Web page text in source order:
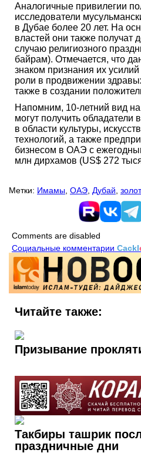
Аналогичные привилегии
исследователи
в Дубае более 20 лет. На
властей они также
случаю религиозного
байрам). Отмечается, что
знаком признания их
роли в продвижении
также в создании
Напомним, 10-летний вид
могут получить
в области культуры,
технологий, а также
бизнесом в ОАЭ с
млн дирхамов (US$ 272
Метки: Имамы ОАЭ Дубай
Comments are disabled
Социальные комментарии Cackl
Читайте также:
Призывание
Такбиры ташрик
праздничные дни